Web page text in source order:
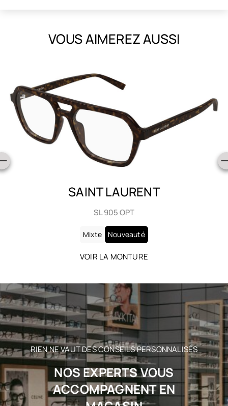
VOUS AIMEREZ AUSSI
SAINT LAURENT
SL 905 OPT
Mixte Nouveauté
VOIR LA MONTURE
RIEN NE VAUT DES CONSEILS PERSONNALISÉS
NOS EXPERTS VOUS
ACCOMPAGNENT EN